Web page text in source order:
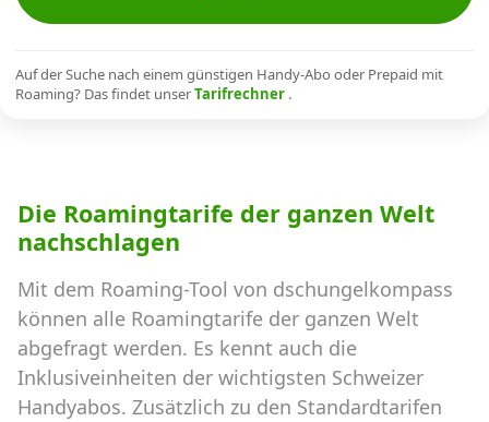
Kombi-Angebote
Aktionen
News
Auf der Suche nach einem günstigen Handy-Abo oder Prepaid mit
Roaming? Das findet unserTarifrechner .
Die Roamingtarife der ganzen Welt
nachschlagen
Mit dem Roaming-Tool von dschungelkompass
können alle Roamingtarife der ganzen Welt
abgefragt werden. Es kennt auch die
Inklusiveinheiten der wichtigsten Schweizer
Handyabos. Zusätzlich zu den Standardtarifen